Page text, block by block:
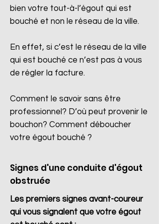
bien votre tout-à-l’égout qui est
bouché et non le réseau de la ville.
En effet, si c’est le réseau de la ville
qui est bouché ce n’est pas à vous
de régler la facture.
Comment le savoir sans être
professionnel? D’où peut provenir le
bouchon? Comment déboucher
votre égout bouché ?
Signes d'une conduite d'égout
obstruée
Les premiers signes avant-coureur
qui vous signalent que votre égout